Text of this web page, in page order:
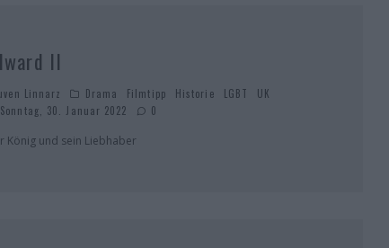
II
Linnarz Drama Filmtipp Historie LGBT
UK
Sonntag, 30. Januar 2022
0
König und sein Liebhaber